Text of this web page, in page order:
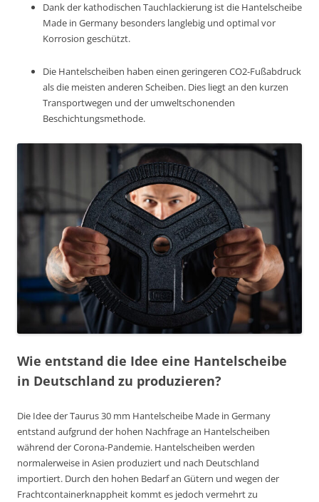
Dank der kathodischen Tauchlackierung ist die Hantelscheibe
Made in Germany besonders langlebig und optimal vor
Korrosion geschützt.
Die Hantelscheiben haben einen geringeren CO2-Fußabdruck
als die meisten anderen Scheiben. Dies liegt an den kurzen
Transportwegen und der umweltschonenden
Beschichtungsmethode.
Wie entstand die Idee eine Hantelscheibe
in Deutschland zu produzieren?
Die Idee der Taurus 30 mm Hantelscheibe Made in Germany
entstand aufgrund der hohen Nachfrage an Hantelscheiben
während der Corona-Pandemie. Hantelscheiben werden
normalerweise in Asien produziert und nach Deutschland
importiert. Durch den hohen Bedarf an Gütern und wegen der
Frachtcontainerknappheit kommt es jedoch vermehrt zu